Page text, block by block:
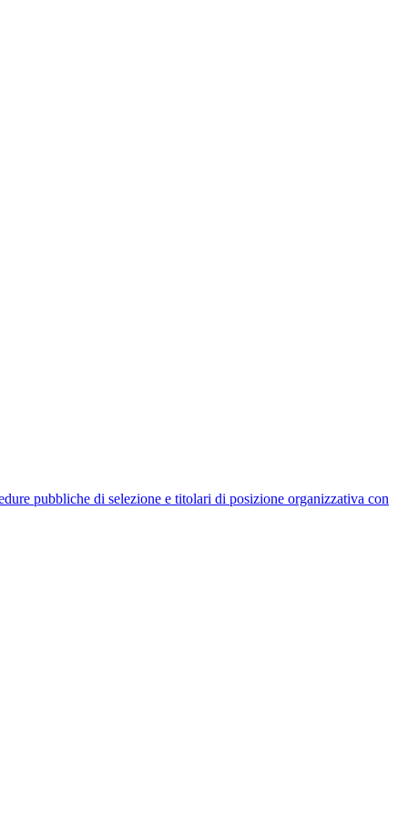
pubbliche di selezione e titolari di posizione organizzativa con